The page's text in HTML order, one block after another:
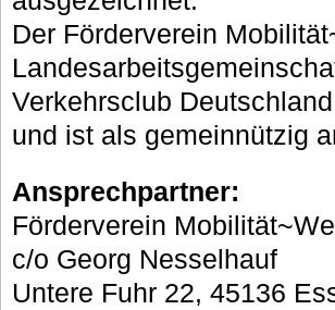
Der Förderverein
Verkehrsclub
und ist als gemeinnützig
Ansprechpartner:
Förderverein
c/o Georg Nesselhauf
Untere Fuhr 22, 45136